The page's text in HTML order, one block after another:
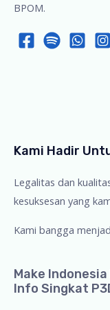
BPOM.
Kami Hadir
Legalitas dan
kesuksesan yang
Kami bangga
Make
Info Singkat